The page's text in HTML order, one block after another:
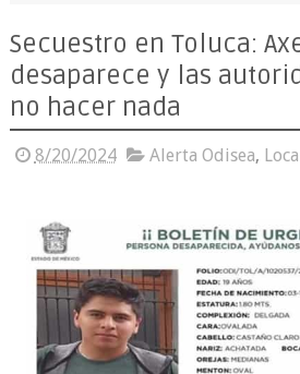
Secuestro en Toluca:
desaparece y las
no hacer nada
8/20/2024 Alerta Odisea,